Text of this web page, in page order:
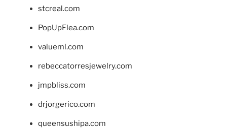
stcreal.com
PopUpFlea.com
valueml.com
rebeccatorresjewelry.com
jmpbliss.com
drjorgerico.com
queensushipa.com